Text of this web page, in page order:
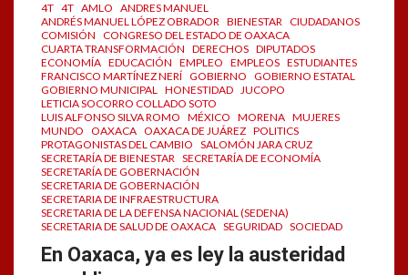
4T 4T AMLO ANDRES MANUEL
ANDRÉS MANUEL LÓPEZ OBRADOR BIENESTAR CIUDADANOS
COMISIÓN CONGRESO DEL ESTADO DE OAXACA
CUARTA TRANSFORMACIÓN DERECHOS DIPUTADOS
ECONOMÍA EDUCACIÓN EMPLEO EMPLEOS ESTUDIANTES
FRANCISCO MARTÍNEZ NERÍ GOBIERNO GOBIERNO ESTATAL
GOBIERNO MUNICIPAL HONESTIDAD JUCOPO
LETICIA SOCORRO COLLADO SOTO
LUIS ALFONSO SILVA ROMO MÉXICO MORENA MUJERES
MUNDO OAXACA OAXACA DE JUÁREZ POLITICS
PROTAGONISTAS DEL CAMBIO SALOMÓN JARA CRUZ
SECRETARÍA DE BIENESTAR SECRETARÍA DE ECONOMÍA
SECRETARÍA DE GOBERNACIÓN
SECRETARIA DE GOBERNACIÓN
SECRETARIA DE INFRAESTRUCTURA
SECRETARIA DE LA DEFENSA NACIONAL (SEDENA)
SECRETARIA DE SALUD DE OAXACA SEGURIDAD SOCIEDAD
En Oaxaca, ya es ley la austeridad